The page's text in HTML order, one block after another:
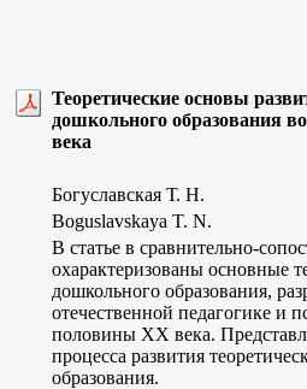
Теоретические основы
дошкольного образования
века
Богуславская Т. Н.
Boguslavskaya T. N.
В статье в сравнительно-
охарактеризованы основные
дошкольного образования,
отечественной педагогике и
половины ХХ века.
процесса развития
образования.